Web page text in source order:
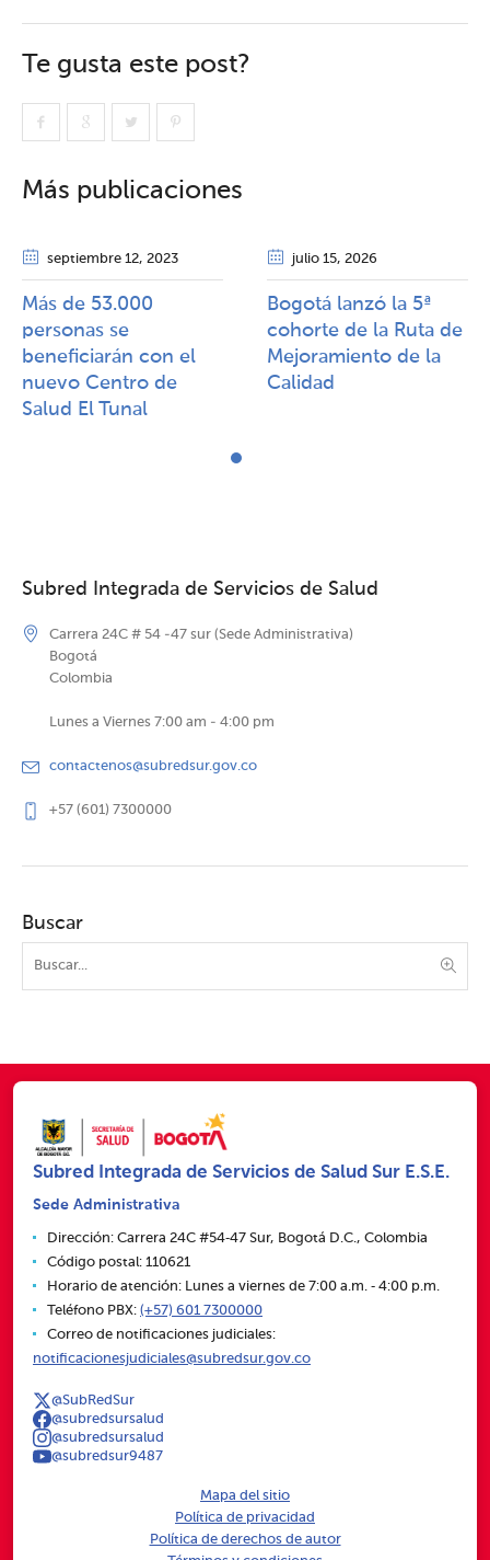
Te gusta este post?
Más publicaciones
septiembre 12, 2023
Más de 53.000
personas se
beneficiarán con el
nuevo Centro de
Salud El Tunal
julio 15, 2026
Bogotá lanzó la 5ª
cohorte de la Ruta de
Mejoramiento de la
Calidad​​
Subred Integrada de Servicios de Salud
Carrera 24C # 54 -47 sur (Sede Administrativa)
Bogotá
Colombia
Lunes a Viernes 7:00 am - 4:00 pm
contactenos@subredsur.gov.co
+57 (601) 7300000
Buscar
Subred Integrada de Servicios de Salud Sur E.S.E.
Sede Administrativa
Dirección: Carrera 24C #54‑47 Sur, Bogotá D.C., Colombia
Código postal: 110621
Horario de atención: Lunes a viernes de 7:00 a.m. ‑ 4:00 p.m.
Teléfono PBX: (+57) 601 7300000
Correo de notificaciones judiciales:
notificacionesjudiciales@subredsur.gov.co
@SubRedSur
@subredsursalud
@subredsursalud
@subredsur9487
Mapa del sitio
Política de privacidad
Política de derechos de autor